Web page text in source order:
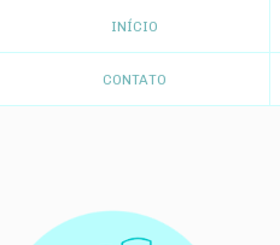
INÍCIO
CONTATO